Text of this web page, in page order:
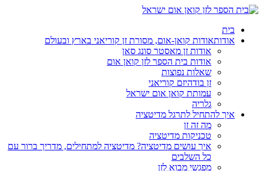
בית
אודותאודות קואן-אום, מסורת זן קוריאני בארץ ובעולם
אודות זן מאסטר סונג סאן
אודות בית הספר לזן קואן אום
שאלות נפוצות
זן בודהיזם קוריאני
עמותת קואן אום ישראל
גלריה
איך להתחיל לתרגל מדיטציה
מה זה זן
טכניקות מדיטציה
איך עושים מדיטציה? מדיטציה למתחילים, מדריך ברור עם
כל השלבים
מפגשי מבוא לזן